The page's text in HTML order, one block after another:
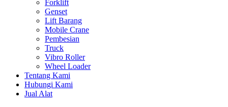
Forklift
Genset
Lift Barang
Mobile Crane
Pembesian
Truck
Vibro Roller
Wheel Loader
Tentang Kami
Hubungi Kami
Jual Alat